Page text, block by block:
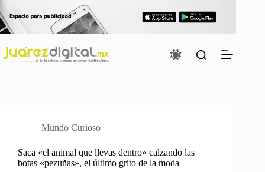
Saltar
al
contenido
Mundo Curioso
Saca «el animal que llevas dentro» calzando las
botas «pezuñas», el último grito de la moda